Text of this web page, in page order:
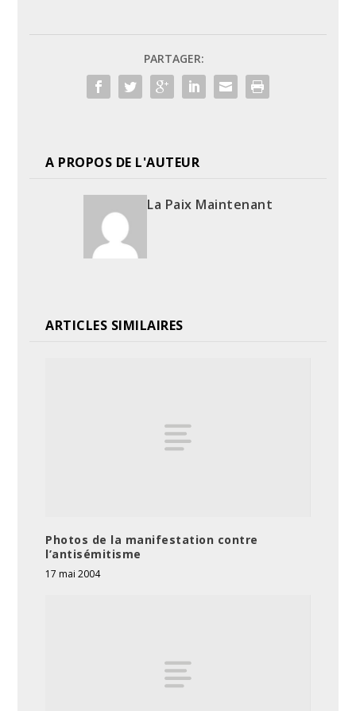
PARTAGER:
A PROPOS DE L'AUTEUR
La Paix Maintenant
ARTICLES SIMILAIRES
Photos de la manifestation contre
l’antisémitisme
17 mai 2004